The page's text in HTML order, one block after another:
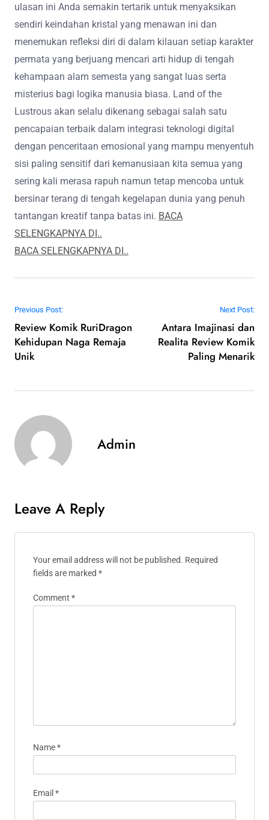
ulasan ini Anda semakin tertarik untuk menyaksikan
sendiri keindahan kristal yang menawan ini dan
menemukan refleksi diri di dalam kilauan setiap karakter
permata yang berjuang mencari arti hidup di tengah
kehampaan alam semesta yang sangat luas serta
misterius bagi logika manusia biasa. Land of the
Lustrous akan selalu dikenang sebagai salah satu
pencapaian terbaik dalam integrasi teknologi digital
dengan penceritaan emosional yang mampu menyentuh
sisi paling sensitif dari kemanusiaan kita semua yang
sering kali merasa rapuh namun tetap mencoba untuk
bersinar terang di tengah kegelapan dunia yang penuh
tantangan kreatif tanpa batas ini. BACA
SELENGKAPNYA DI..
BACA SELENGKAPNYA DI..
Post navigation
Previous Post:
Review Komik RuriDragon
Kehidupan Naga Remaja
Unik
Next Post:
Antara Imajinasi dan
Realita Review Komik
Paling Menarik
Admin
Leave A Reply
Your email address will not be published. Required
fields are marked *
Comment *
Name*
Email *